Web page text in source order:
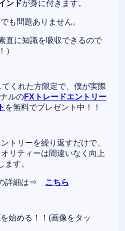
ンドが身に付きます。
も問題ありません。
直に知識を吸収できるので
）
くれた方限定で、僕が実際
ルのFXトレードエントリー
を無料でプレゼント中！！
トリーを繰り返すだけで、
リティーは間違いなく向上
ます。
詳細は⇒ こちら
を始める！！(画像をタッ